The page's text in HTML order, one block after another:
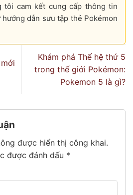
tôi cam kết cung cấp thông tin
dẫn sưu tập thẻ Pokémon
Khám phá Thế hệ thứ 5
trong thế giới Pokémon:
Pokemon 5 là gì?
được hiển thị công khai.
được đánh dấu *